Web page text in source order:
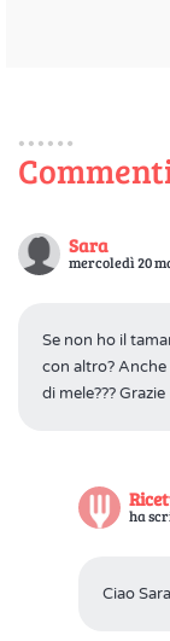
Sara
mercoledì 20
Se non ho il
con altro? Anche
di mele??? Grazie
ha
Ciao